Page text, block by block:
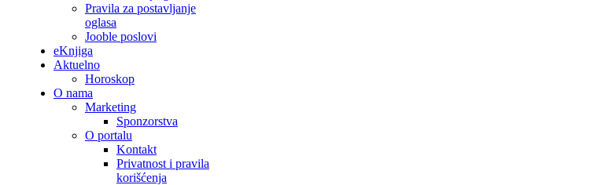
Pravila za postavljanje
oglasa
Jooble poslovi
eKnjiga
Aktuelno
Horoskop
O nama
Marketing
Sponzorstva
O portalu
Kontakt
Privatnost i pravila
korišćenja